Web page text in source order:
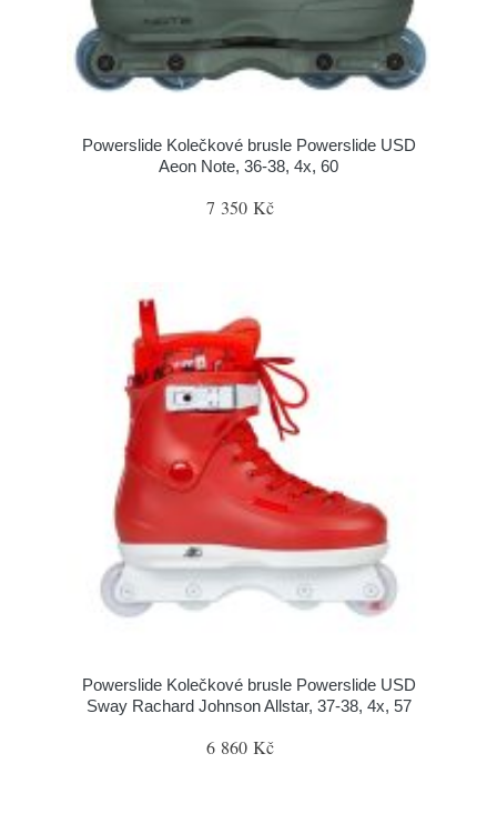
Powerslide Kolečkové brusle Powerslide USD
Aeon Note, 36-38, 4x, 60
7 350 Kč
Powerslide Kolečkové brusle Powerslide USD
Sway Rachard Johnson Allstar, 37-38, 4x, 57
6 860 Kč